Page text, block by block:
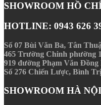
SHOWROOM HỒ
HOTLINE: 0943 626
Số 07 Bùi Văn Ba, Tân
465 Trường Chinh phường
919 đường Phạm Văn
Số 276 Chiến Lược, Bình
SHOWROOM HÀ NỘI